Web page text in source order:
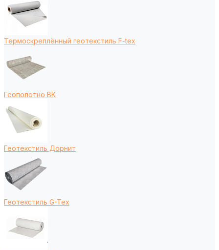
Термоскреплённый геотекстиль F-tex
Геополотно ВК
Геотекстиль Дорнит
Геотекстиль G-Tex